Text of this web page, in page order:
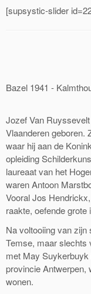
[supsystic-slider
Bazel 1941 -
Jozef Van
Vlaanderen geboren.
waar hij aan de
opleiding
laureaat van het
waren Antoon
Vooral Jos
raakte, oefende
Na voltooiing van
Temse, maar slechts
met May
provincie Antwerpen,
wonen.